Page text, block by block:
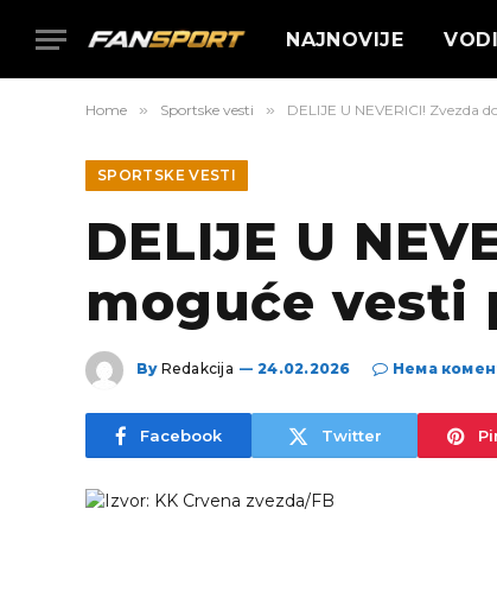
NAJNOVIJE
Home » Sportske vesti » DELIJE U NEVERICI! Zvezda
SPORTSKE VESTI
DELIJE U
moguće vesti
By Redakcija 24.02.2026 Нема
Facebook Twitter